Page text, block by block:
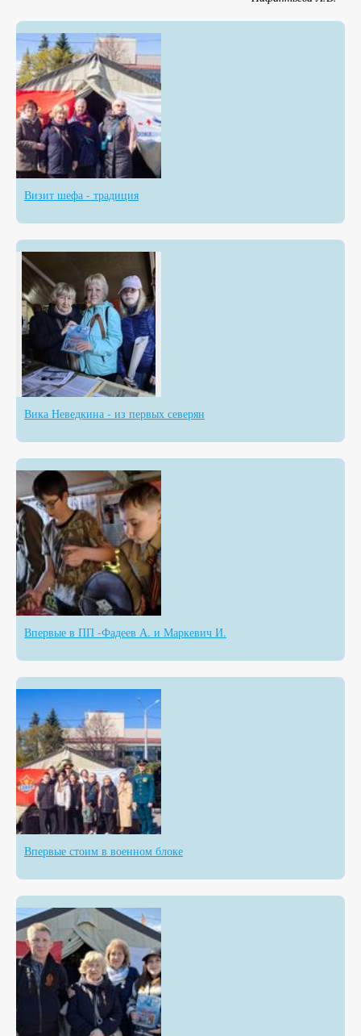
Визит шефа - традиция
Вика Неведкина - из первых северян
Впервые в ПП -Фадеев А. и Маркевич И.
Впервые стоим в военном блоке